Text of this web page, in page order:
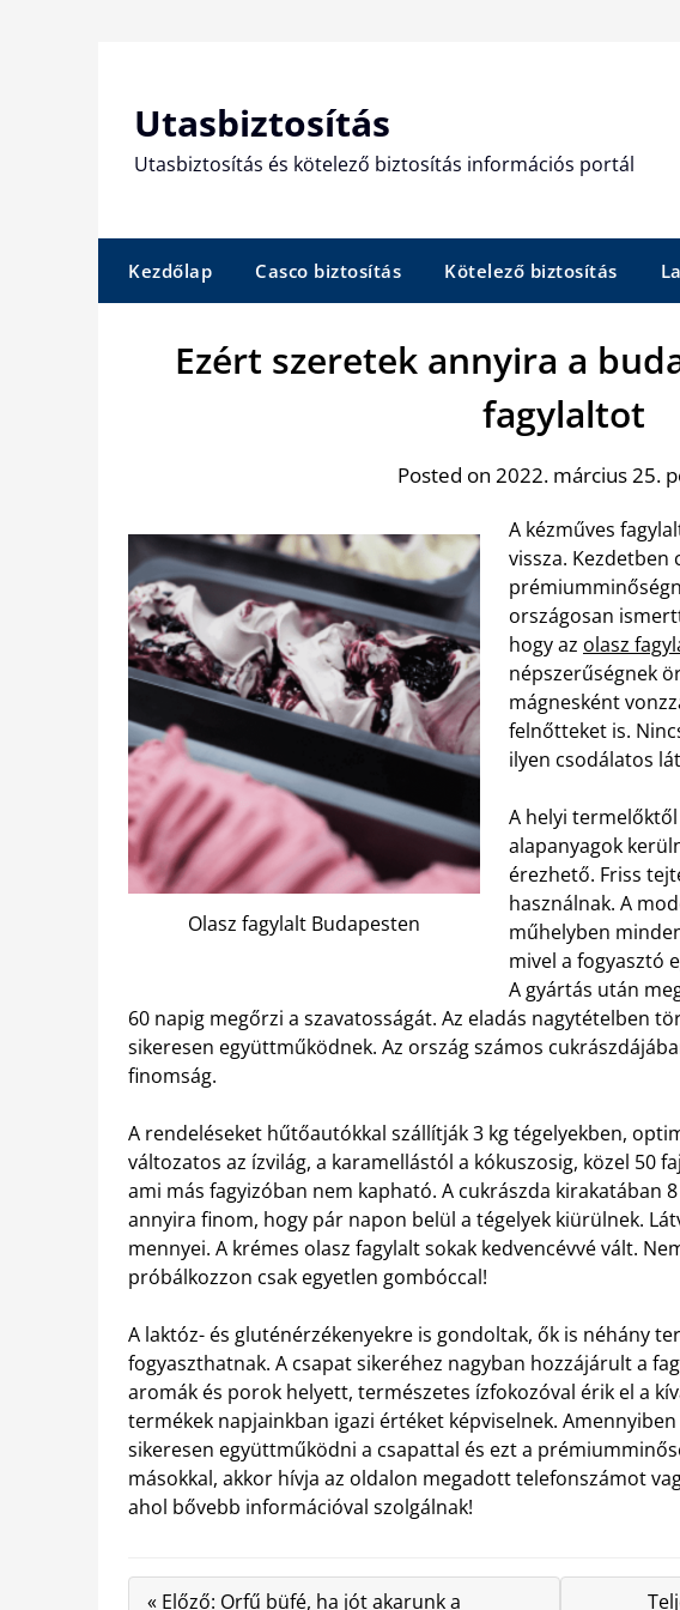
Utasbiztosítás
Utasbiztosítás és kötelező biztosítás információs portál
Kezdőlap Casco biztosítás Kötelező biztosítás
Ezért szeretek annyira a
fagylaltot
Posted on 2022. március 25.
Olasz fagylalt Budapesten
A kézműves
vissza. Kezdetben
országosan
hogy az olasz
népszerűségnek
mágnesként
felnőtteket is.
ilyen csodálatos
A helyi
alapanyagok
érezhető. Friss
használnak. A
műhelyben
mivel a fogyasztó
A gyártás után
60 napig megőrzi a szavatosságát. Az eladás nagytételben
sikeresen együttműködnek. Az ország számos
finomság.
A rendeléseket hűtőautókkal szállítják 3 kg tégelyekben,
változatos az ízvilág, a karamellástól a kókuszosig, közel 50
ami más fagyizóban nem kapható. A cukrászda kirakatában
annyira finom, hogy pár napon belül a tégelyek kiürülnek.
mennyei. A krémes olasz fagylalt sokak kedvencévvé vált.
próbálkozzon csak egyetlen gombóccal!
A laktóz- és gluténérzékenyekre is gondoltak, ők is néhány
fogyaszthatnak. A csapat sikeréhez nagyban hozzájárult a
aromák és porok helyett, természetes ízfokozóval érik el a
termékek napjainkban igazi értéket képviselnek.
sikeresen együttműködni a csapattal és ezt a
másokkal, akkor hívja az oldalon megadott telefonszámot
ahol bővebb információval szolgálnak!
« Előző: Orfű büfé, ha jót akarunk a